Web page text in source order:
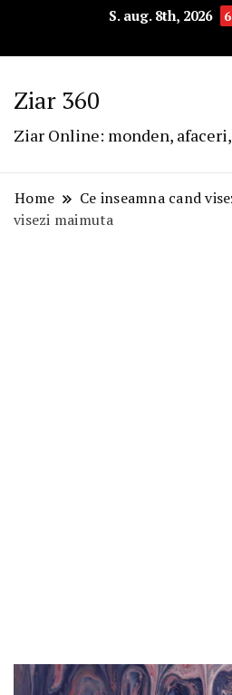
S. aug. 8th, 2026
Ziar 360
Ziar Online: monden,
Home Ce inseamna cand
visezi maimuta